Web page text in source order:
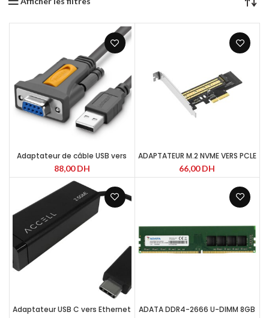
Adaptateur de câble USB vers
RS232, Port COM femelle
88,00DH
ADAPTATEUR M.2 NVME VERS PCLE
3.0 – 70503
66,00DH
Adaptateur USB C vers Ethernet
ADATA DDR4-2666 U-DIMM 8GB